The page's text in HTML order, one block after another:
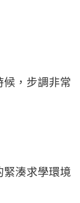
，步調非常
緊湊求學環境